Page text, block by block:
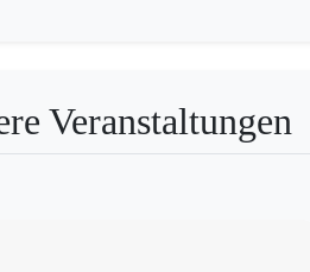
Veranstaltungen